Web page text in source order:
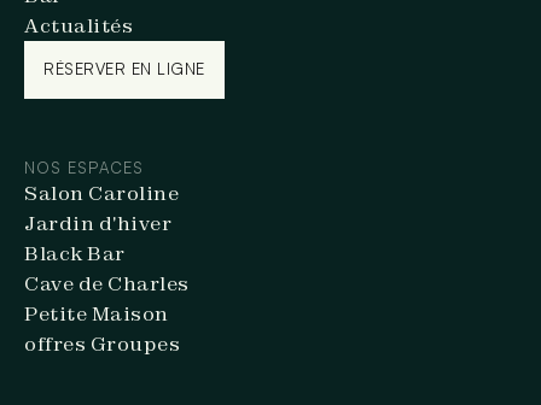
Actualités
RÉSERVER EN LIGNE
NOS ESPACES
Salon Caroline
Jardin d'hiver
Black Bar
Cave de Charles
Petite Maison
offres Groupes